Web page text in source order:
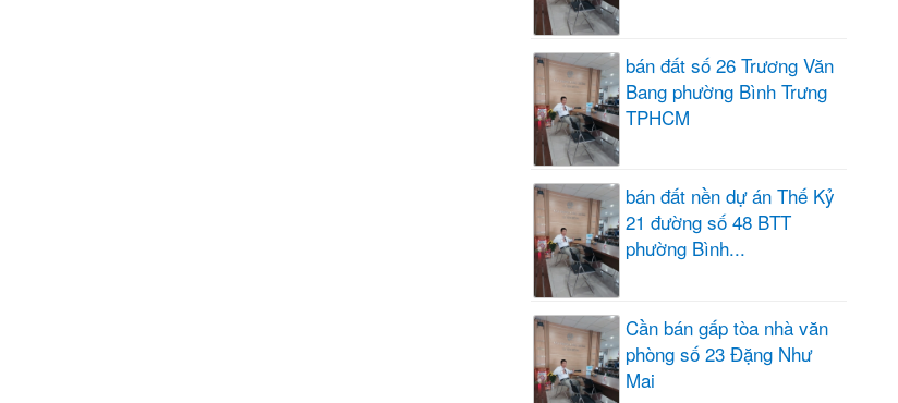
bán đất số 26 Trương Văn
Bang phường Bình Trưng
TPHCM
bán đất nền dự án Thế Kỷ
21 đường số 48 BTT
phường Bình...
Cần bán gấp tòa nhà văn
phòng số 23 Đặng Như
Mai